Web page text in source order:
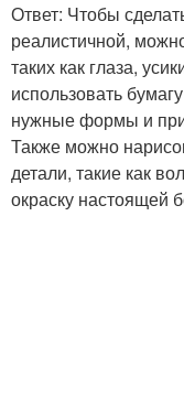
Ответ: Чтобы
реалистичной,
таких как глаза,
использовать
нужные формы и
Также можно
детали, такие как
окраску настоящей